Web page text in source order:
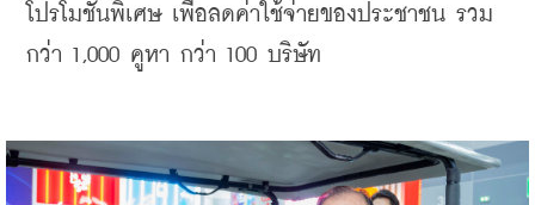
โปรโมชันพิเศษ เพื่อลดค่าใช้จ่ายของประชาชน รวม
กว่า 1,000 คูหา กว่า 100 บริษัท